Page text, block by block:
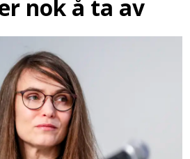
nok å ta av